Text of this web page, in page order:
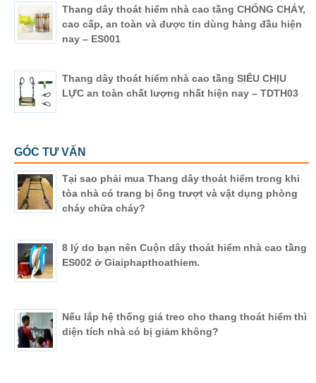
Thang dây thoát hiểm nhà cao tầng CHỐNG CHÁY,
cao cấp, an toàn và được tin dùng hàng đầu hiện
nay – ES001
Thang dây thoát hiểm nhà cao tầng SIÊU CHỊU
LỰC an toàn chất lượng nhất hiện nay – TDTH03
GÓC TƯ VẤN
Tại sao phải mua Thang dây thoát hiểm trong khi
tòa nhà có trang bị ống trượt và vật dụng phòng
cháy chữa cháy?
8 lý do bạn nên Cuộn dây thoát hiểm nhà cao tầng
ES002 ở Giaiphapthoathiem.
Nếu lắp hệ thống giá treo cho thang thoát hiểm thì
diện tích nhà có bị giảm không?